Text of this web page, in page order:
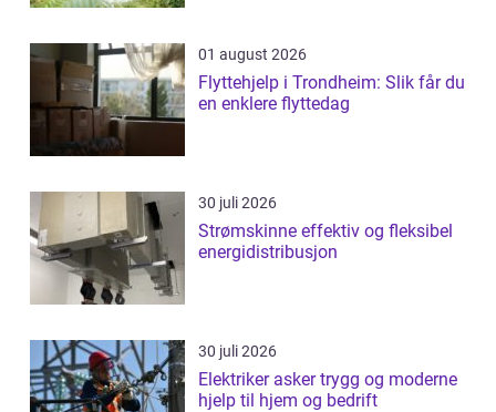
01 august 2026
Flyttehjelp i Trondheim: Slik får du
en enklere flyttedag
30 juli 2026
Strømskinne effektiv og fleksibel
energidistribusjon
30 juli 2026
Elektriker asker trygg og moderne
hjelp til hjem og bedrift